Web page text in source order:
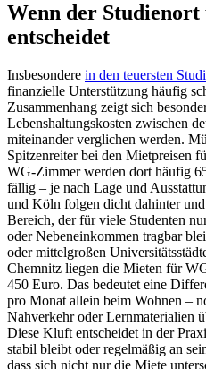
Wenn der Studienort
entscheidet
Insbesondere in den teuersten
finanzielle Unterstützung häufig
Zusammenhang zeigt sich
Lebenshaltungskosten zwischen
miteinander verglichen werden.
Spitzenreiter bei den Mietpreisen
WG-Zimmer werden dort häufig
fällig – je nach Lage und
und Köln folgen dicht dahinter
Bereich, der für viele Studenten
oder Nebeneinkommen tragbar
oder mittelgroßen
Chemnitz liegen die Mieten für
450 Euro. Das bedeutet eine
pro Monat allein beim Wohnen –
Nahverkehr oder Lernmaterialien
Diese Kluft entscheidet in der
stabil bleibt oder regelmäßig an
dass sich nicht nur die Miete